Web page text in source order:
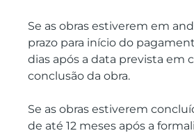
Se as obras estiverem em
prazo para início do
dias após a data prevista em
conclusão da obra.
Se as obras estiverem
de até 12 meses após a